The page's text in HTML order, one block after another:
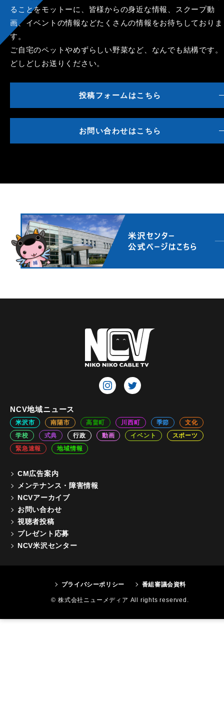
ることをモットーに、皆様からの身近な情報、スクープ動
画、イベントの情報などたくさんの情報をお待ちしておりま
す。
ご自宅のペットやめずらしい野菜など、なんでも結構です。
どしどしお送りください。
投稿フォームはこちら
お問い合わせはこちら
NCV地域ニュース
米沢市 南陽市 高畠町 川西町 季節
文化
学校
式典 行政 動画 イベント
スポーツ
緊急速報
地域情報
CM広告案内
メンテナンス・障害情報
NCVアーカイブ
お問い合わせ
視聴者投稿
プレゼント応募
NCV米沢センター
プライバシーポリシー 番組審議会資料
© 株式会社ニューメディア All rights reserved.